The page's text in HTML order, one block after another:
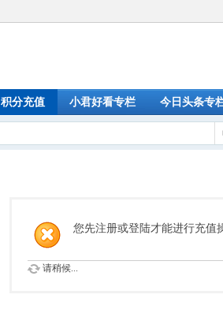
积分充值 小君好看专栏 今日头条专
您先注册或登陆才能进行充值
请稍候...